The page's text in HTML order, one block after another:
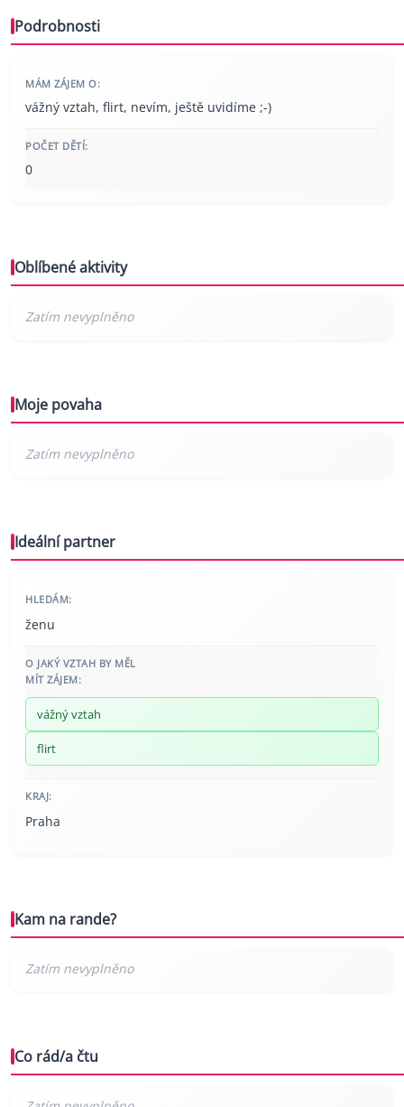
Podrobnosti
MÁM ZÁJEM O:
vážný vztah, flirt, nevím, ještě uvidíme ;-)
POČET DĚTÍ:
0
Oblíbené aktivity
Moje povaha
Ideální partner
HLEDÁM:
ženu
O JAKÝ VZTAH BY MĚL
MÍT ZÁJEM:
vážný vztah
flirt
KRAJ:
Praha
Kam na rande?
Co rád/a čtu